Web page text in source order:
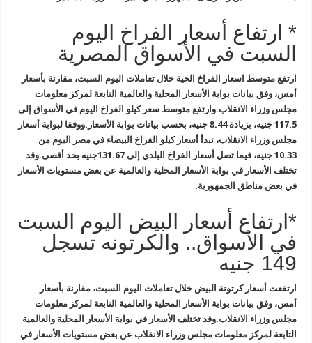
* ارتفاع أسعار الفراخ اليوم
السبت في الأسواق المصرية
ارتفع متوسط اسعار الفراخ الحية خلال تعاملات اليوم السبت، مقارنة بأسعار
أمس، وفق بيانات بوابة الأسعار المحلية والعالمية التابعة لمركز معلومات
مجلس وزراء الانقلاب.وارتفع متوسط سعر كيلو الفراخ اليوم في الأسواق إلى
117.5 جنيه، بزيادة 8.44 جنيه، بحسب بيانات بوابة الأسعار
.ووفقا لبوابة أسعار
مجلس وزراء الانقلاب، تبدأ أسعار كيلو الفراخ البيضاء في مصر اليوم من
10.33 جنيه، فيما تصل أسعار الفراخ البلدي إلى 131.67جنيه بحد أقصى
.وقد
تختلف الأسعار في بوابة الأسعار المحلية والعالمية عن بعض مستويات الأسعار
في بعض مناطق الجمهورية.
*ارتفاع أسعار البيض اليوم السبت
في الأسواق.. والكرتونه تسجل
149 جنيه
ارتفعت أسعار كرتونة البيض خلال تعاملات اليوم السبت، مقارنة بأسعار
أمس، وفق بيانات بوابة الأسعار المحلية والعالمية التابعة لمركز معلومات
مجلس وزراء الانقلاب.وقد تختلف الأسعار في بوابة الأسعار المحلية والعالمية
التابعة لمركز معلومات مجلس وزراء الانقلاب عن بعض مستويات الأسعار في